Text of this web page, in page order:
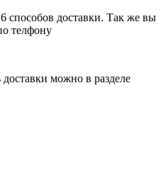
доставки. Так же вы
телфону
можно в разделе